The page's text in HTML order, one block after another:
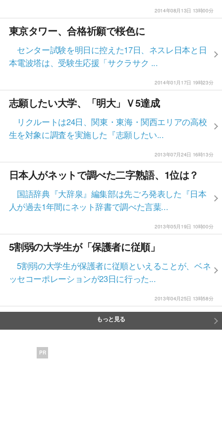
2014年08月13日 13時00分
東京タワー、合格祈願で桜色に
センター試験を明日に控えた17日、ネスレ日本と日
本電波塔は、受験生応援「サクラサク ...
2014年01月17日 19時23分
志願したい大学、「明大」Ｖ5達成
リクルートは24日、関東・東海・関西エリアの高校
生を対象に調査を実施した『志願したい...
2013年07月24日 16時13分
日本人がネットで調べた二字熟語、1位は？
国語辞典『大辞泉』編集部は先ごろ発表した『日本
人が過去1年間にネット辞書で調べた言葉...
2013年05月19日 10時00分
5割弱の大学生が「保護者に従順」
5割弱の大学生が保護者に従順といえることが、ベネ
ッセコーポレーションが23日に行った...
2013年04月25日 13時58分
もっと見る
PR